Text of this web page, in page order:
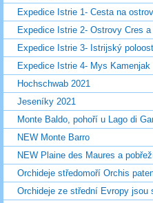
Expedice Istrie 1- Cesta na
Expedice Istrie 2- Ostrovy Cres a
Expedice Istrie 3- Istrijský
Expedice Istrie 4- Mys
Hochschwab 2021
Jeseníky 2021
Monte Baldo, pohoří u Lago di
NEW Monte Barro
NEW Plaine des Maures a
Orchideje středomoří Orchis
Orchideje ze střední Evropy jsou